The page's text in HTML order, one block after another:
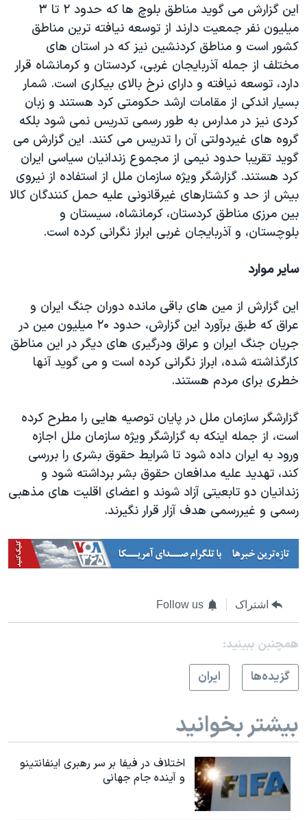
این گزارش می گوید مناطق بلوچ ها که حدود ۲ تا ۳
میلیون نفر جمعیت دارند از توسعه نیافته ترین مناطق
کشور است و مناطق کردنشین نیز که در استان های
مختلف از جمله آذربایجان غربی، کردستان و کرمانشاه قرار
دارد، توسعه نیافته و دارای نرخ بالای بیکاری است. شمار
بسیار اندکی از مقامات ارشد حکومتی کرد هستند و زبان
کردی نیز در مدارس به طور رسمی تدریس نمی شود بلکه
گروه های غیردولتی آن را تدریس می کنند. این گزارش می
گوید تقریبا حدود نیمی از مجموع زندانیان سیاسی ایران
کرد هستند. گزارشگر ویژه سازمان ملل از استفاده از نیروی
بیش از حد و کشتارهای غیرقانونی علیه حمل کنندگان کالا
بین مرزی مناطق کردستان، کرمانشاه، سیستان و
بلوچستان، و آذربایجان غربی ابراز نگرانی کرده است.
سایر موارد
این گزارش از مین های باقی مانده دوران جنگ ایران و
عراق که طبق برآورد این گزارش، حدود ۲۰ میلیون مین در
جریان جنگ ایران و عراق ودرگیری های دیگر در این مناطق
کارگذاشته شده، ابراز نگرانی کرده است و می گوید آنها
خطری برای مردم هستند.
گزارشگر سازمان ملل در پایان توصیه هایی را مطرح کرده
است، از جمله اینکه به گزارشگر ویژه سازمان ملل اجازه
ورود به ایران داده شود تا شرایط حقوق بشری را بررسی
کند، تهدید علیه مدافعان حقوق بشر برداشته شود و
زندانیان دو تابعیتی آزاد شوند و اعضای اقلیت های مذهبی
رسمی و غیررسمی هدف آزار قرار نگیرند.
اشتراک Follow us
همچنبن ببینید:
گزيده‌ها
ايران
بیشتر بخوانید
اختلاف در فیفا بر سر رهبری اینفانتینو
و آینده جام جهانی